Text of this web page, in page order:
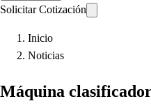
Solicitar Cotización
Inicio
Noticias
Máquina